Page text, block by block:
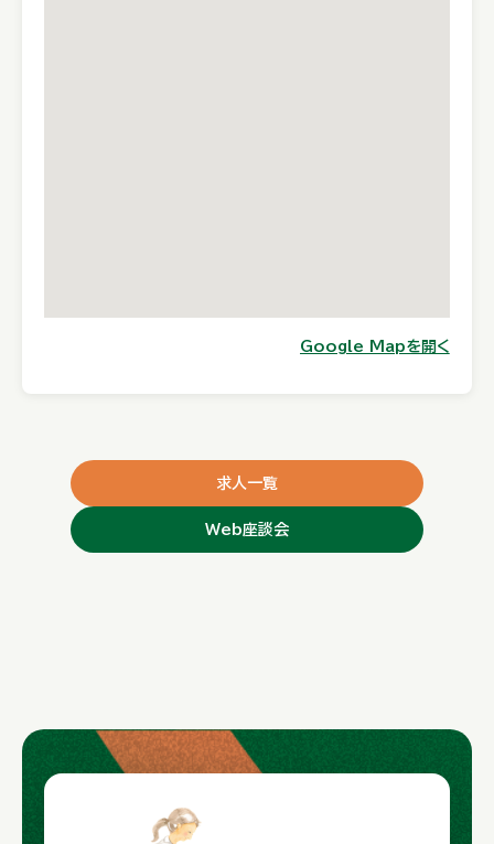
Google Mapを開く
求人一覧
Web座談会